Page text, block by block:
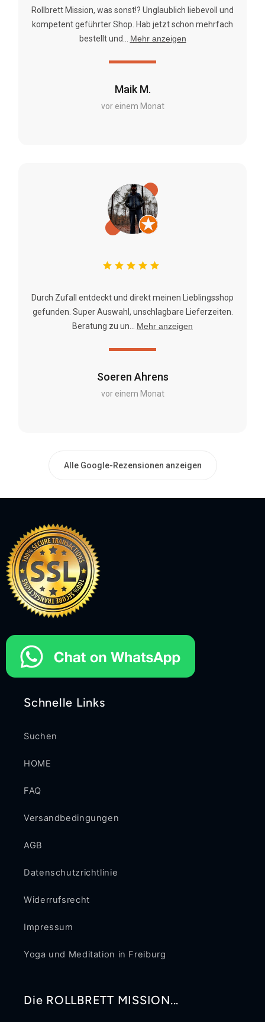
Maik M.
vor einem Monat
Rollbrett Mission, was sonst!? Unglaublich liebevoll und
kompetent geführter Shop. Hab jetzt schon mehrfach
bestellt und...
Mehr anzeigen
Soeren Ahrens
vor einem Monat
Durch Zufall entdeckt und direkt meinen Lieblingsshop
gefunden. Super Auswahl, unschlagbare Lieferzeiten.
Beratung zu un...
Mehr anzeigen
Alle Google-Rezensionen anzeigen
Schnelle Links
Suchen
HOME
FAQ
Versandbedingungen
AGB
Datenschutzrichtlinie
Widerrufsrecht
Impressum
Yoga und Meditation in Freiburg
Die ROLLBRETT MISSION...